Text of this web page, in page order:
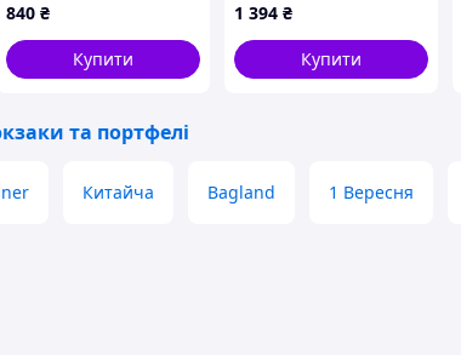
840 ₴
Купити
1 394 ₴
Купити
та портфелі
Китайча Bagland 1 Вересня